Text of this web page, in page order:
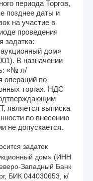
периода Торгов,
позднее даты и
на участие в
проведения
задатка:
дом»
В назначении
«№ л/
операций по
торгах. НДС
является выписка
по внесению
не допускается.
задаток
дом» (ИНН
Западный Банк
БИК 044030653, к/